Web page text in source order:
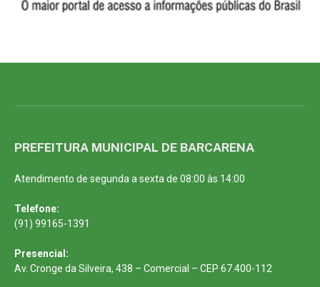
PREFEITURA MUNICIPAL DE BARCARENA
Atendimento de segunda a sexta de 08:00 às 14:00
Telefone:
(91) 99165-1391
Presencial:
Av. Cronge da Silveira, 438 – Comercial – CEP 67.400-112